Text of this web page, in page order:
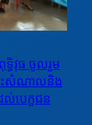
ធិវុធ ចូលរួម
ះសំណាលនិង
ល់បេក្ខជន